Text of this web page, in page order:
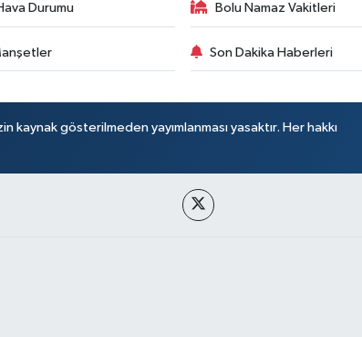
Durumu Bolu Namaz Vakitleri
Son Dakika Haberleri
kaynak gösterilmeden yayımlanması yasaktır. Her hakkı